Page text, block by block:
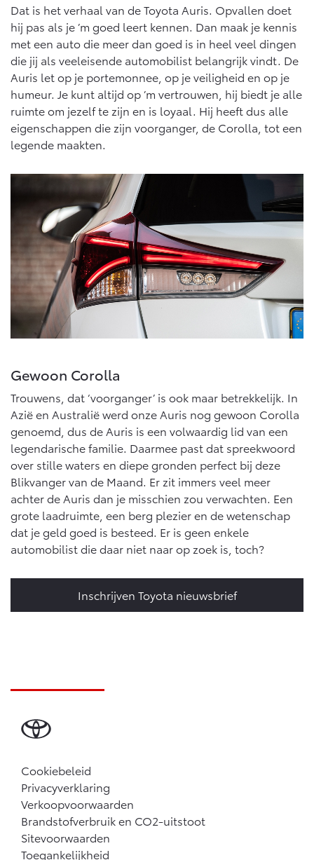
Dat is het verhaal van de Toyota Auris. Opvallen doet
hij pas als je ’m goed leert kennen. Dan maak je kennis
met een auto die meer dan goed is in heel veel dingen
die jij als veeleisende automobilist belangrijk vindt. De
Auris let op je portemonnee, op je veiligheid en op je
humeur. Je kunt altijd op ’m vertrouwen, hij biedt je alle
ruimte om jezelf te zijn en is loyaal. Hij heeft dus alle
eigenschappen die zijn voorganger, de Corolla, tot een
legende maakten.
Gewoon Corolla
Trouwens, dat ‘voorganger’ is ook maar betrekkelijk. In
Azië en Australië werd onze Auris nog gewoon Corolla
genoemd, dus de Auris is een volwaardig lid van een
legendarische familie. Daarmee past dat spreekwoord
over stille waters en diepe gronden perfect bij deze
Blikvanger van de Maand. Er zit immers veel meer
achter de Auris dan je misschien zou verwachten. Een
grote laadruimte, een berg plezier en de wetenschap
dat je geld goed is besteed. Er is geen enkele
automobilist die daar niet naar op zoek is, toch?
Inschrijven Toyota nieuwsbrief
Cookiebeleid
Privacyverklaring
Verkoopvoorwaarden
Brandstofverbruik en CO2-uitstoot
Sitevoorwaarden
Toegankelijkheid